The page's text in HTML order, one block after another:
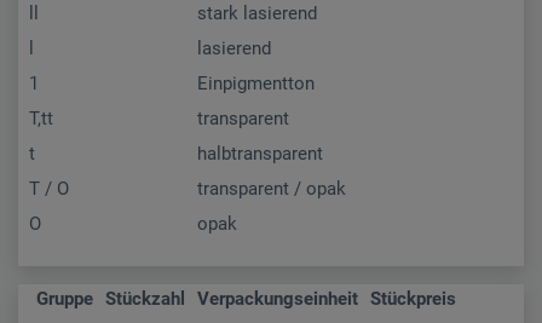
stark lasierend
lasierend
1
Einpigmentton
T,tt
transparent
t
halbtransparent
T / O
transparent / opak
O
opak
Gruppe Stückzahl Verpackungseinheit Stückpreis